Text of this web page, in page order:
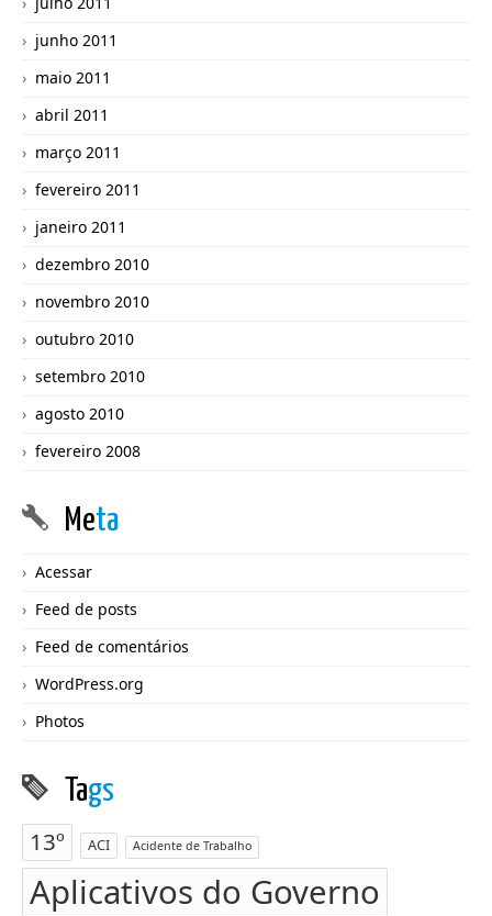
junho 2011
maio 2011
abril 2011
março 2011
fevereiro 2011
janeiro 2011
dezembro 2010
novembro 2010
outubro 2010
setembro 2010
agosto 2010
fevereiro 2008
Meta
Acessar
Feed de posts
Feed de comentários
WordPress.org
Photos
Tags
13º ACI Acidente de Trabalho
Aplicativos do Governo